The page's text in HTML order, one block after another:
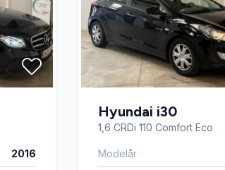
2016
Hyundai i30
1,6 CRDi 110 Comfort Eco
Modelår